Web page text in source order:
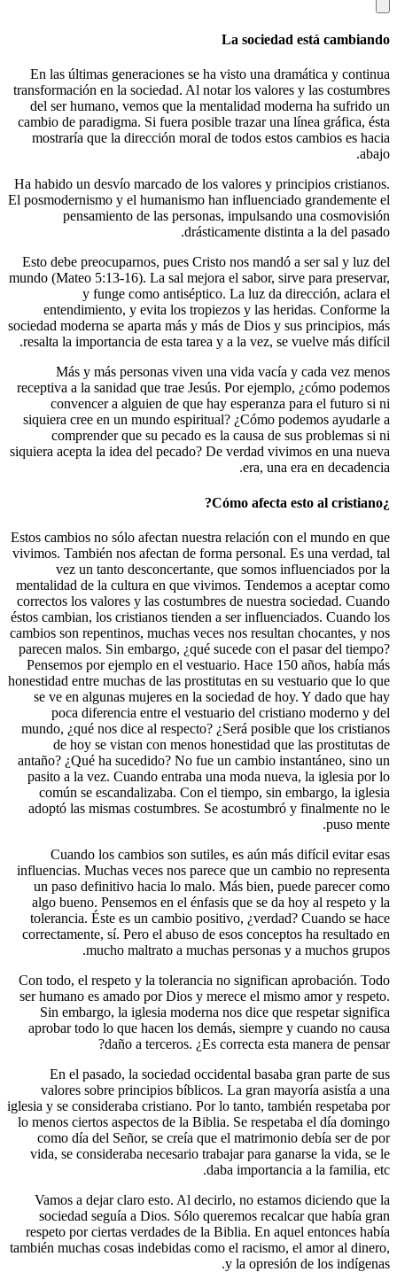
La
En las últimas generaciones se ha visto
transformación en la sociedad. Al notar los
del ser humano, vemos que la
cambio de paradigma. Si fuera posible
mostraría que la dirección moral de
Ha habido un desvío marcado de los
El posmodernismo y el humanismo han
pensamiento de las personas,
Esto debe preocuparnos, pues Cristo
mundo (Mateo 5:13-16). La sal mejora el
y funge como antiséptico. La
entendimiento, y evita los tropiezos
sociedad moderna se aparta más y más de
resalta la importancia de esta tarea y a la
Más y más personas viven una
receptiva a la sanidad que trae Jesús. Por
convencer a alguien de que hay
siquiera cree en un mundo espiritual?
comprender que su pecado es la
siquiera acepta la idea del pecado? De
Estos cambios no sólo afectan nuestra
vivimos. También nos afectan de forma
vez un tanto desconcertante, que
mentalidad de la cultura en que vivimos.
correctos los valores y las costumbres de
éstos cambian, los cristianos tienden a ser
cambios son repentinos, muchas veces nos
parecen malos. Sin embargo, ¿qué
Pensemos por ejemplo en el vestuario.
honestidad entre muchas de las prostitutas
se ve en algunas mujeres en la
poca diferencia entre el vestuario
mundo, ¿qué nos dice al respecto? ¿Será
de hoy se vistan con menos
antaño? ¿Qué ha sucedido? No fue un
pasito a la vez. Cuando entraba una
común se escandalizaba. Con el
adoptó las mismas costumbres. Se
Cuando los cambios son sutiles, es
influencias. Muchas veces nos parece
un paso definitivo hacia lo malo. Más
algo bueno. Pensemos en el énfasis
tolerancia. Éste es un cambio positivo,
correctamente, sí. Pero el abuso de esos
mucho maltrato a muchas
Con todo, el respeto y la tolerancia no
ser humano es amado por Dios y merece
Sin embargo, la iglesia moderna nos
aprobar todo lo que hacen los demás,
daño a terceros. ¿Es
En el pasado, la sociedad occidental
valores sobre principios bíblicos. La
iglesia y se consideraba cristiano. Por lo
lo menos ciertos aspectos de la Biblia. Se
como día del Señor, se creía que el
vida, se consideraba necesario trabajar
daba
Vamos a dejar claro esto. Al decirlo,
sociedad seguía a Dios. Sólo
respeto por ciertas verdades de la
también muchas cosas indebidas como el
y la